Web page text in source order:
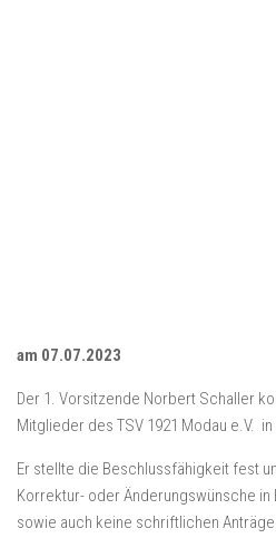
am 07.07.2023
Der 1. Vorsitzende Norbert Schaller
Mitglieder des TSV 1921 Modau e.V.
Er stellte die Beschlussfähigkeit fest
Korrektur- oder Änderungswünsche in
sowie auch keine schriftlichen